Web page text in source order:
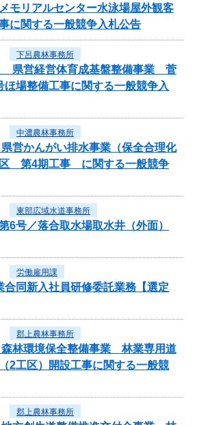
モリアルセンター水泳場屋外観客
に関する一般競争入札公告
下呂農林事務所
県営経営体育成基盤整備事業 菅
場整備工事に関する一般競争入
中濃農林事務所
県営かんがい排水事業（保全合理化
区 第4期工事 に関する一般競争
東部広域水道事務所
6号／落合取水場取水井（外面）
労働雇用課
合同新入社員研修委託業務【選定
郡上農林事務所
森林環境保全整備事業 林業専用道
2工区）開設工事に関する一般競
郡上農林事務所